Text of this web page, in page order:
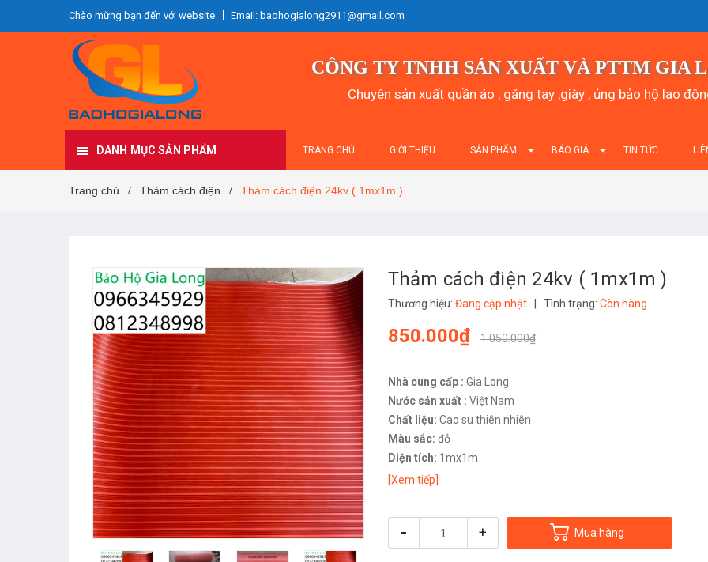
Chào mừng bạn đến với website Email: baohogialong2911@gmail.com
CÔNG TY TNHH SẢN XUẤT VÀ PTTM GIA
Chuyên sản xuất quần áo , găng tay ,giày , ủng bảo hộ lao
DANH MỤC SẢN PHẨM TRANG CHỦ GIỚI THIỆU SẢN PHẨM BÁO GIÁ TIN TỨC
Trang chủ / Thảm cách điện / Thảm cách điện 24kv ( 1mx1m )
Thảm cách điện 24kv ( 1mx1m )
Thương hiệu: Đang cập nhật Tình trạng: Còn hàng
850.000₫ 1.050.000₫
Nhà cung cấp : Gia Long
Nước sản xuất : Việt Nam
Chất liệu: Cao su thiên nhiên
Màu sắc: đỏ
Diện tích: 1mx1m
[Xem tiếp]
- + Mua hàng